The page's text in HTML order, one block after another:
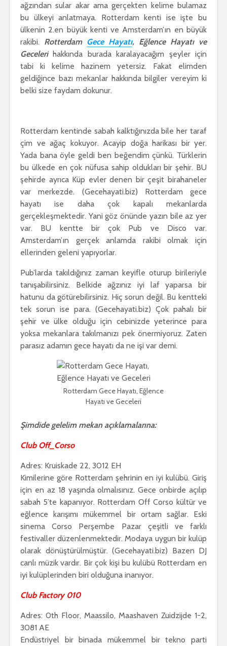
ağzından sular akar ama gerçekten kelime bulamaz
bu ülkeyi anlatmaya. Rotterdam kenti ise işte bu
ülkenin 2.en büyük kenti ve Amsterdam’ın en büyük
rakibi. Rotterdam Gece Hayatı, Eğlence Hayatı ve
Gecelerihakkında burada karalayacağım şeyler için
tabi ki kelime hazinem yetersiz. Fakat elimden
geldiğince bazı mekanlar hakkında bilgiler vereyim ki
belki size faydam dokunur.
Rotterdam kentinde sabah kalktığınızda bile her taraf
çim ve ağaç kokuyor. Acayip doğa harikası bir yer.
Yada bana öyle geldi ben beğendim çünkü. Türklerin
bu ülkede en çok nüfusa sahip oldukları bir şehir. BU
şehirde ayrıca Küp evler denen bir çeşit birahaneler
var merkezde. (Gecehayati.biz) Rotterdam gece
hayatı ise daha çok kapalı mekanlarda
gerçekleşmektedir. Yani göz önünde yazın bile az yer
var. BU kentte bir çok Pub ve Disco var.
Amsterdam’ın gerçek anlamda rakibi olmak için
ellerinden geleni yapıyorlar.
Pub’larda takıldığınız zaman keyifle oturup birileriyle
tanışabilirsiniz. Belkide ağzınız iyi laf yaparsa bir
hatunu da götürebilirsiniz. Hiç sorun değil. Bu kentteki
tek sorun ise para. (Gecehayati.biz) Çok pahalı bir
şehir ve ülke olduğu için cebinizde yeterince para
yoksa mekanlara takılmanızı pek önermiyoruz. Zaten
parasız adamın gece hayatı da ne işi var demi.
Rotterdam Gece Hayatı, Eğlence
Hayatı ve Geceleri
Şimdide gelelim mekan açıklamalarına:
Club Off_Corso
Adres: Kruiskade 22, 3012 EH
Kimilerine göre Rotterdam şehrinin en iyi kulübü. Giriş
için en az 18 yaşında olmalısınız. Gece onbirde açılıp
sabah 5’te kapanıyor. Rotterdam Off Corso kültür ve
eğlence karışımı mükemmel bir ortam sağlar. Eski
sinema Corso Perşembe Pazar çeşitli ve farklı
festivaller düzenlenmektedir. Modaya uygun bir kulüp
olarak dönüştürülmüştür. (Gecehayati.biz) Bazen DJ
canlı müzik vardır. Bir çok kişi bu kulübü Rotterdam en
iyi kulüplerinden biri olduğuna inanıyor.
Club Factory 010
Adres: 0th Floor, Maassilo, Maashaven Zuidzijde 1-2,
3081 AE
Endüstriyel bir binada mükemmel bir tekno parti